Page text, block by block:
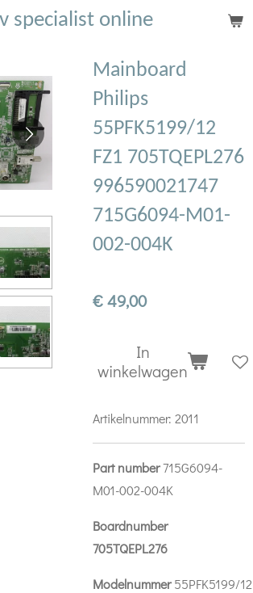
specialist online
Mainboard
Philips
55PFK5199/12
FZ1 705TQEPL276
996590021747
715G6094-M01-
002-004K
€ 49,00
In
winkelwagen
Artikelnummer: 2011
Part number715G6094-
M01-002-004K
Boardnumber
705TQEPL276
Modelnummer55PFK5199/12